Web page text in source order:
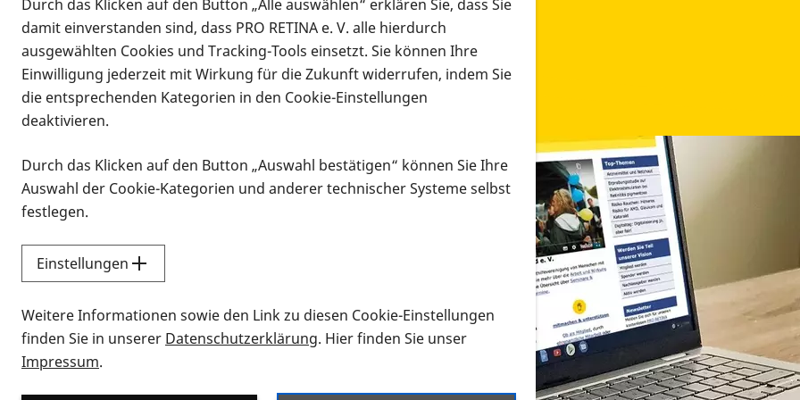
Infomaterial
Infomaterial
Vorlesen
Alle Infomaterialien in verschiedenen Formaten an
Sie möchten wissen, wie Sie nach Infonmaterial suchen und dieses bestellen bzw. herunterladen
Durch das Klicken auf den Button „Alle auswählen“ erklären Sie, dass Sie
damit einverstanden sind, dass PRO RETINA e. V. alle hierdurch
ausgewählten Cookies und Tracking-Tools einsetzt. Sie können Ihre
Einwilligung jederzeit mit Wirkung für die Zukunft widerrufen, indem Sie
die entsprechenden Kategorien in den Cookie-Einstellungen
deaktivieren.
Durch das Klicken auf den Button „Auswahl bestätigen“ können Sie Ihre
Auswahl der Cookie-Kategorien und anderer technischer Systeme selbst
festlegen.
Einstellungen
Weitere Informationen sowie den Link zu diesen Cookie-Einstellungen
finden Sie in unserer Datenschutzerklärung. Hier finden Sie unser
Impressum.